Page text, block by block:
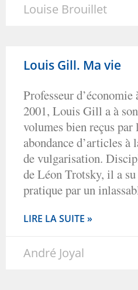
Louise Brouillet
Louis Gill. Ma vie
Professeur
2001, Louis Gill a à
volumes bien reçus
abondance d’articles à
de vulgarisation.
de Léon Trotsky, il a
pratique par un
LIRE LA SUITE »
André Joyal